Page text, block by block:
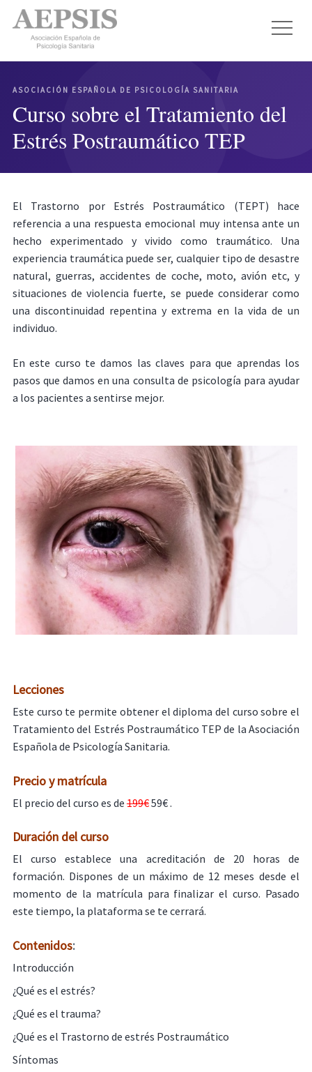
ASOCIACIÓN ESPAÑOLA DE PSICOLOGÍA SANITARIA
Curso sobre el Tratamiento del
Estrés Postraumático TEP
El Trastorno por Estrés Postraumático (TEPT) hace
referencia a una respuesta emocional muy intensa ante un
hecho experimentado y vivido como traumático. Una
experiencia traumática puede ser, cualquier tipo de desastre
natural, guerras, accidentes de coche, moto, avión etc, y
situaciones de violencia fuerte, se puede considerar como
una discontinuidad repentina y extrema en la vida de un
individuo.
En este curso te damos las claves para que aprendas los
pasos que damos en una consulta de psicología para ayudar
a los pacientes a sentirse mejor.
Lecciones
Este curso te permite obtener el diploma del curso sobre el
Tratamiento del Estrés Postraumático TEP de la Asociación
Española de Psicología Sanitaria.
Precio y matrícula
El precio del curso es de 199€59€ .
Duración del curso
El curso establece una acreditación de 20 horas de
formación. Dispones de un máximo de 12 meses desde el
momento de la matrícula para finalizar el curso. Pasado
este tiempo, la plataforma se te cerrará.
Contenidos:
Introducción
¿Qué es el estrés?
¿Qué es el trauma?
¿Qué es el Trastorno de estrés Postraumático
Síntomas